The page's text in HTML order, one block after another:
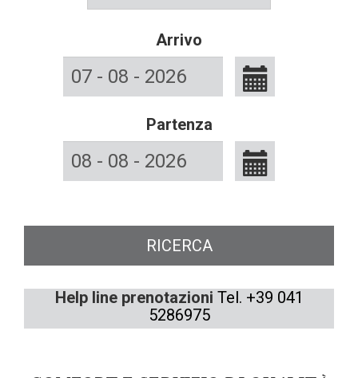
Arrivo
Partenza
RICERCA
Help line prenotazioni Tel. +39 041
5286975